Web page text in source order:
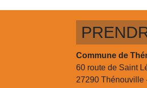
Commune de
60 route de Saint
27290 Thénouville